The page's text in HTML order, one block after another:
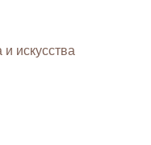
искусства